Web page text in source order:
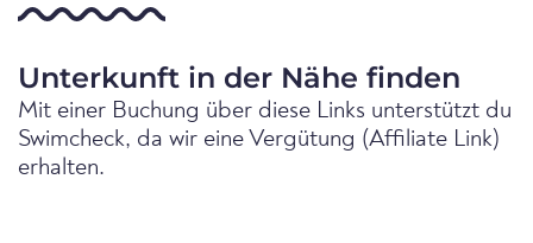
Unterkunft in der Nähe finden
Mit einer Buchung über diese Links unterstützt du
Swimcheck, da wir eine Vergütung (Affiliate Link)
erhalten.